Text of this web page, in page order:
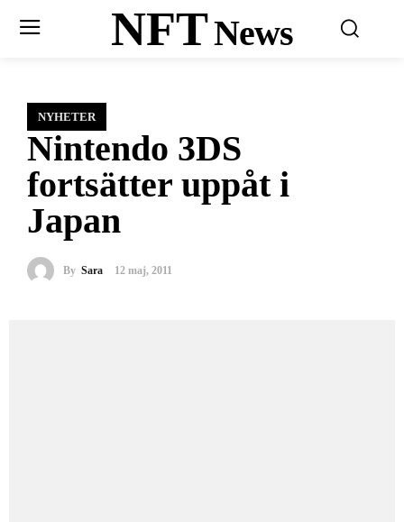
NFTNews
NYHETER
Nintendo 3DS
fortsätter uppåt i
Japan
By Sara 12 maj, 2011